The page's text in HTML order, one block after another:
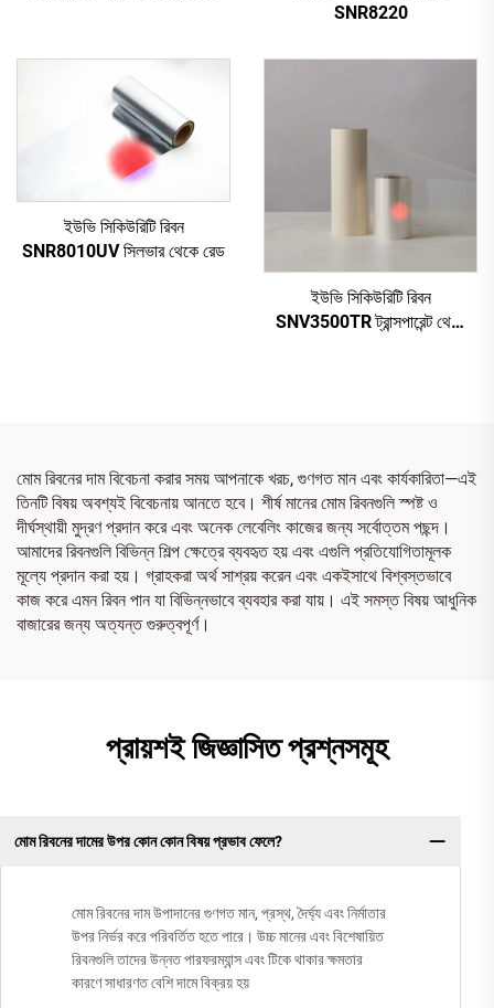
SNR8220
ইউভি সিকিউরিটি রিবন
SNR8010UV সিলভার থেকে রেড
ইউভি সিকিউরিটি রিবন
SNV3500TR ট্রান্সপারেন্ট থেকে
মোম রিবনের দাম বিবেচনা করার সময় আপনাকে খরচ, গুণগত মান এবং কার্যকারিতা—এই
তিনটি বিষয় অবশ্যই বিবেচনায় আনতে হবে। শীর্ষ মানের মোম রিবনগুলি স্পষ্ট ও
দীর্ঘস্থায়ী মুদ্রণ প্রদান করে এবং অনেক লেবেলিং কাজের জন্য সর্বোত্তম পছন্দ।
আমাদের রিবনগুলি বিভিন্ন শিল্প ক্ষেত্রে ব্যবহৃত হয় এবং এগুলি প্রতিযোগিতামূলক
মূল্যে প্রদান করা হয়। গ্রাহকরা অর্থ সাশ্রয় করেন এবং একইসাথে বিশ্বস্তভাবে
কাজ করে এমন রিবন পান যা বিভিন্নভাবে ব্যবহার করা যায়। এই সমস্ত বিষয় আধুনিক
বাজারের জন্য অত্যন্ত গুরুত্বপূর্ণ।
প্রায়শই জিজ্ঞাসিত প্রশ্নসমূহ
মোম রিবনের দামের উপর কোন কোন বিষয় প্রভাব ফেলে?
মোম রিবনের দাম উপাদানের গুণগত মান, প্রস্থ, দৈর্ঘ্য এবং নির্মাতার
উপর নির্ভর করে পরিবর্তিত হতে পারে। উচ্চ মানের এবং বিশেষায়িত
রিবনগুলি তাদের উন্নত পারফরম্যান্স এবং টিকে থাকার ক্ষমতার
কারণে সাধারণত বেশি দামে বিক্রয় হয়